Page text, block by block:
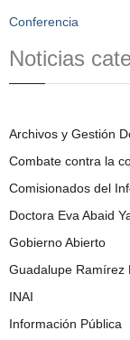
Conferencia
Noticias
Archivos y Gestión
Combate contra la
Comisionados del
Doctora Eva Abaid
Gobierno Abierto
Guadalupe Ramírez
INAI
Información Pública